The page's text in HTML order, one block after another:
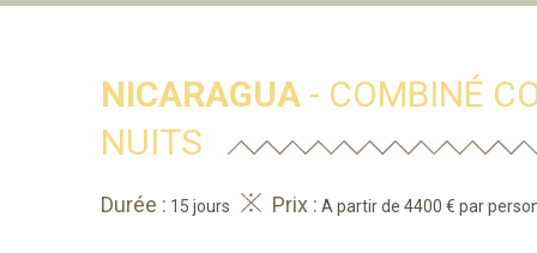
NICARAGUA - COMBINÉ
NUITS
Durée : 15 jours Prix : A partir de 4400 € par